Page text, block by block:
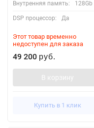
Внутренняя память: 128Gb
DSP процессор: Да
Этот товар временно
недоступен для заказа
49 200 руб.
В корзину
Купить в 1 клик